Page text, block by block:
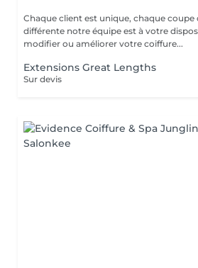
Chaque client est unique, chaque coupe
différente notre équipe est à votre
modifier ou améliorer votre coiffure...
Extensions Great Lengths
Sur devis